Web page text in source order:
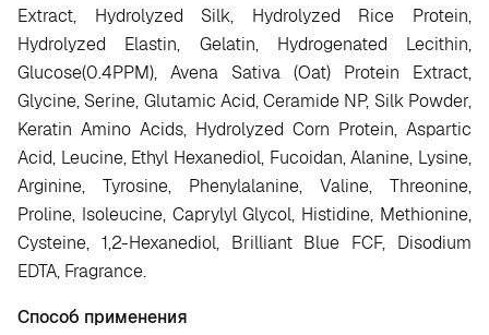
Extract, Hydrolyzed Silk, Hydrolyzed Rice Protein,
Hydrolyzed Elastin, Gelatin, Hydrogenated Lecithin,
Glucose(0.4PPM), Avena Sativa (Oat) Protein Extract,
Glycine, Serine, Glutamic Acid, Ceramide NP, Silk Powder,
Keratin Amino Acids, Hydrolyzed Corn Protein, Aspartic
Acid, Leucine, Ethyl Hexanediol, Fucoidan, Alanine, Lysine,
Arginine, Tyrosine, Phenylalanine, Valine, Threonine,
Proline, Isoleucine, Caprylyl Glycol, Histidine, Methionine,
Cysteine, 1,2-Hexanediol, Brilliant Blue FCF, Disodium
EDTA, Fragrance.
Способ применения